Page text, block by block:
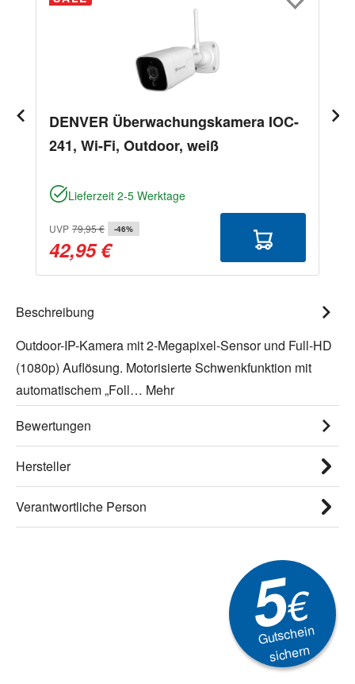
DENVER Überwachungskamera IOC-
241, Wi-Fi, Outdoor, weiß
Lieferzeit 2-5 Werktage
UVP 79,95 € -46%
42,95 €
Beschreibung
Outdoor-IP-Kamera mit 2-Megapixel-Sensor und Full-HD
(1080p) Auflösung. Motorisierte Schwenkfunktion mit
automatischem „Foll… Mehr
Bewertungen
Hersteller
Verantwortliche Person
5€
Gutschein
sichern